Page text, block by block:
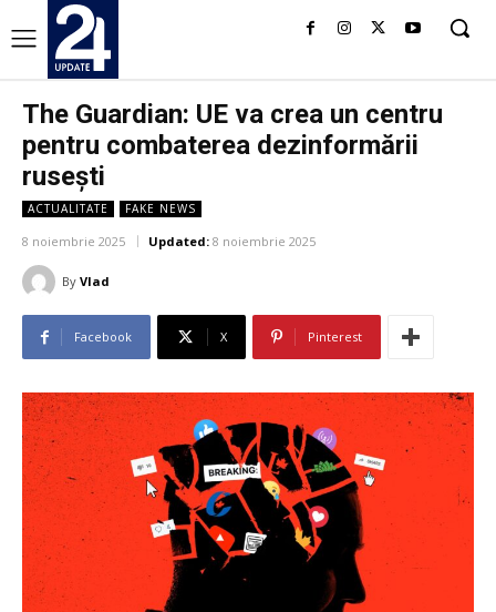
The Guardian: UE va crea un centru
pentru combaterea dezinformării
rusești
ACTUALITATE FAKE NEWS
8 noiembrie 2025 Updated: 8 noiembrie 2025
By Vlad
Facebook X Pinterest